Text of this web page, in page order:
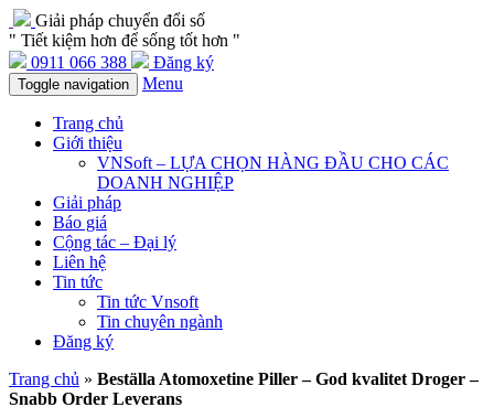
Giải pháp chuyển đổi số
" Tiết kiệm hơn để sống tốt hơn "
0911 066 388
Đăng ký
Toggle navigation Menu
Trang chủ
Giới thiệu
VNSoft – LỰA CHỌN HÀNG ĐẦU CHO CÁC
DOANH NGHIỆP
Giải pháp
Báo giá
Cộng tác – Đại lý
Liên hệ
Tin tức
Tin tức Vnsoft
Tin chuyên ngành
Đăng ký
Trang chủ » Beställa Atomoxetine Piller – God kvalitet Droger –
Snabb Order Leverans